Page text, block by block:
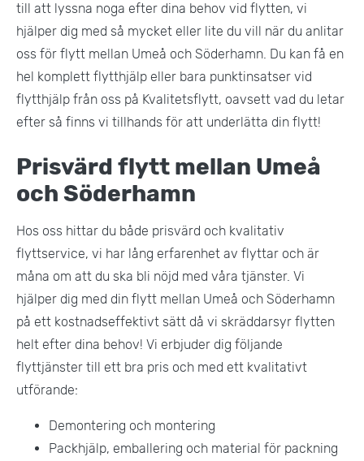
till att lyssna noga efter dina behov vid flytten, vi
hjälper dig med så mycket eller lite du vill när du anlitar
oss för flytt mellan Umeå och Söderhamn. Du kan få en
hel komplett flytthjälp eller bara punktinsatser vid
flytthjälp från oss på Kvalitetsflytt, oavsett vad du letar
efter så finns vi tillhands för att underlätta din flytt!
Prisvärd flytt mellan Umeå
och Söderhamn
Hos oss hittar du både prisvärd och kvalitativ
flyttservice, vi har lång erfarenhet av flyttar och är
måna om att du ska bli nöjd med våra tjänster. Vi
hjälper dig med din flytt mellan Umeå och Söderhamn
på ett kostnadseffektivt sätt då vi skräddarsyr flytten
helt efter dina behov! Vi erbjuder dig följande
flyttjänster till ett bra pris och med ett kvalitativt
utförande:
Demontering och montering
Packhjälp, emballering och material för packning